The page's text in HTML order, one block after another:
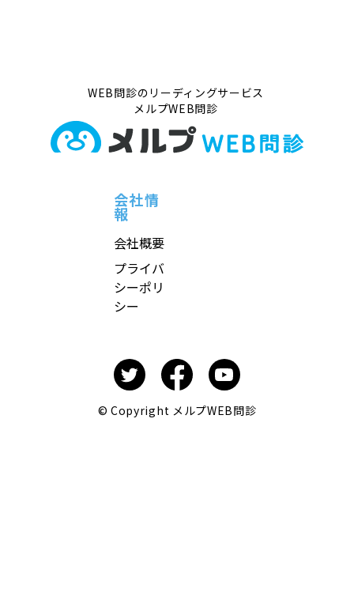
WEB問診のリーディングサービス
メルプWEB問診
会社情
報
会社概要
プライバ
シーポリ
シー
© Copyright メルプWEB問診